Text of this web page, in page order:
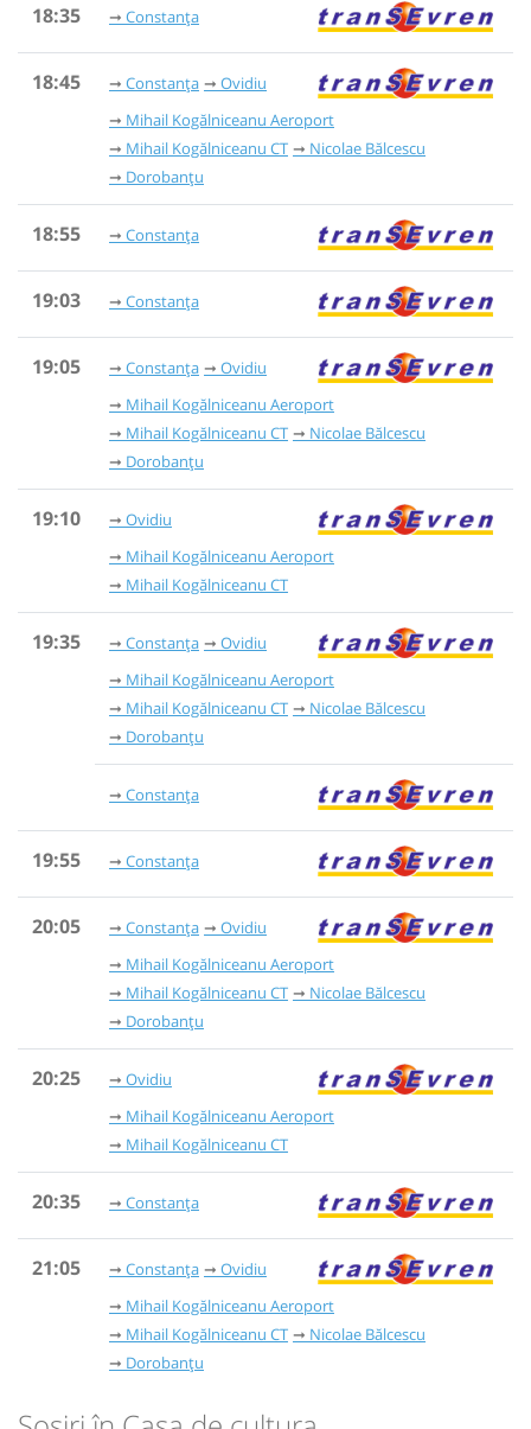
18:35 Constanța
18:45 Constanța
Ovidiu
Mihail Kogălniceanu Aeroport
Mihail Kogălniceanu CT
Nicolae Bălcescu
Dorobanțu
18:55 Constanța
19:03 Constanța
19:05 Constanța
Ovidiu
Mihail Kogălniceanu Aeroport
Mihail Kogălniceanu CT
Nicolae Bălcescu
Dorobanțu
19:10
Ovidiu
Mihail Kogălniceanu Aeroport
Mihail Kogălniceanu CT
19:35 Constanța
Ovidiu
Mihail Kogălniceanu Aeroport
Mihail Kogălniceanu CT
Nicolae Bălcescu
Dorobanțu
Constanța
19:55 Constanța
20:05 Constanța
Ovidiu
Mihail Kogălniceanu Aeroport
Mihail Kogălniceanu CT
Nicolae Bălcescu
Dorobanțu
20:25
Ovidiu
Mihail Kogălniceanu Aeroport
Mihail Kogălniceanu CT
20:35 Constanța
21:05 Constanța
Ovidiu
Mihail Kogălniceanu Aeroport
Mihail Kogălniceanu CT
Nicolae Bălcescu
Dorobanțu